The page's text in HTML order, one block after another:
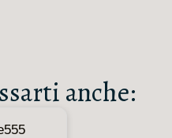
anche: